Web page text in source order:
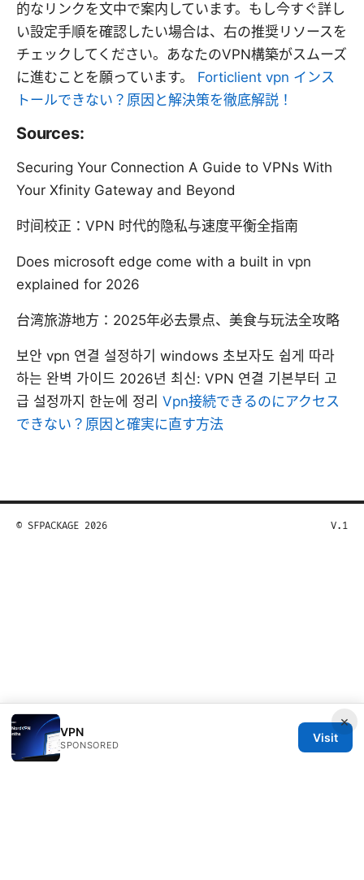
的なリンクを文中で案内しています。もし今すぐ詳し
い設定手順を確認したい場合は、右の推奨リソースを
チェックしてください。あなたのVPN構築がスムーズ
に進むことを願っています。 Forticlient vpn インス
トールできない？原因と解決策を徹底解説！
Sources:
Securing Your Connection A Guide to VPNs With
Your Xfinity Gateway and Beyond
时间校正：VPN 时代的隐私与速度平衡全指南
Does microsoft edge come with a built in vpn
explained for 2026
台湾旅游地方：2025年必去景点、美食与玩法全攻略
보안 vpn 연결 설정하기 windows 초보자도 쉽게 따라
하는 완벽 가이드 2026년 최신: VPN 연결 기본부터 고
급 설정까지 한눈에 정리 Vpn接続できるのにアクセス
できない？原因と確実に直す方法
×
VPN
SPONSORED
Visit
© SFPACKAGE 2026 V.1